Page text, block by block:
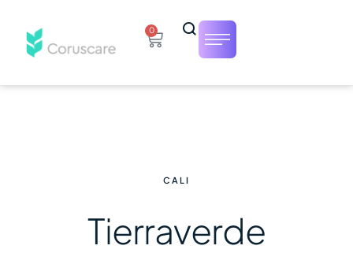
0
CALI
Tierraverde